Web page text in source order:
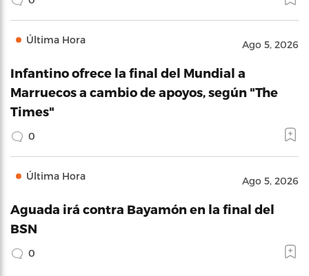
Última Hora Ago 5, 2026
Infantino ofrece la final del Mundial a
Marruecos a cambio de apoyos, según "The
Times"
0
Última Hora Ago 5, 2026
Aguada irá contra Bayamón en la final del
BSN
0